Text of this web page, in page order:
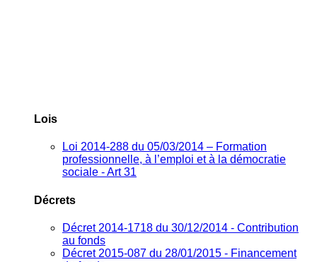
Lois
Loi 2014-288 du 05/03/2014 – Formation
professionnelle, à l’emploi et à la démocratie
sociale - Art 31
Décrets
Décret 2014-1718 du 30/12/2014 - Contribution
au fonds
Décret 2015-087 du 28/01/2015 - Financement